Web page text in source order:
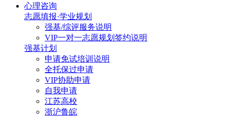
心理咨询
志愿填报·学业规划
强基/综评服务说明
VIP一对一志愿规划签约说明
强基计划
申请免试培训说明
全托保过申请
VIP协助申请
自我申请
江苏高校
浙沪鲁皖